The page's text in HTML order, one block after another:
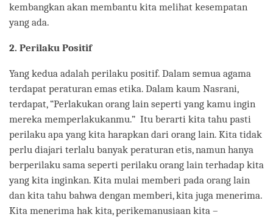
kembangkan akan membantu kita melihat kesempatan
yang ada.
2. Perilaku Positif
Yang kedua adalah perilaku positif. Dalam semua agama
terdapat peraturan emas etika. Dalam kaum Nasrani,
terdapat, “Perlakukan orang lain seperti yang kamu ingin
mereka memperlakukanmu.” Itu berarti kita tahu pasti
perilaku apa yang kita harapkan dari orang lain. Kita tidak
perlu diajari terlalu banyak peraturan etis, namun hanya
berperilaku sama seperti perilaku orang lain terhadap kita
yang kita inginkan. Kita mulai memberi pada orang lain
dan kita tahu bahwa dengan memberi, kita juga menerima.
Kita menerima hak kita, perikemanusiaan kita –